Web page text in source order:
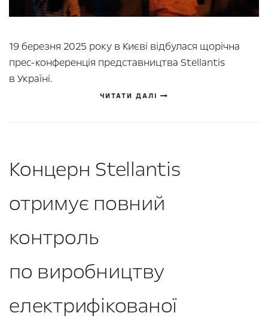
19 березня 2025 року в Києві відбулася щорічна
прес-конференція представництва Stellantis
в Україні.
ЧИТАТИ ДАЛІ
Концерн Stellantis
отримує повний
контроль
по виробництву
електрифікованої